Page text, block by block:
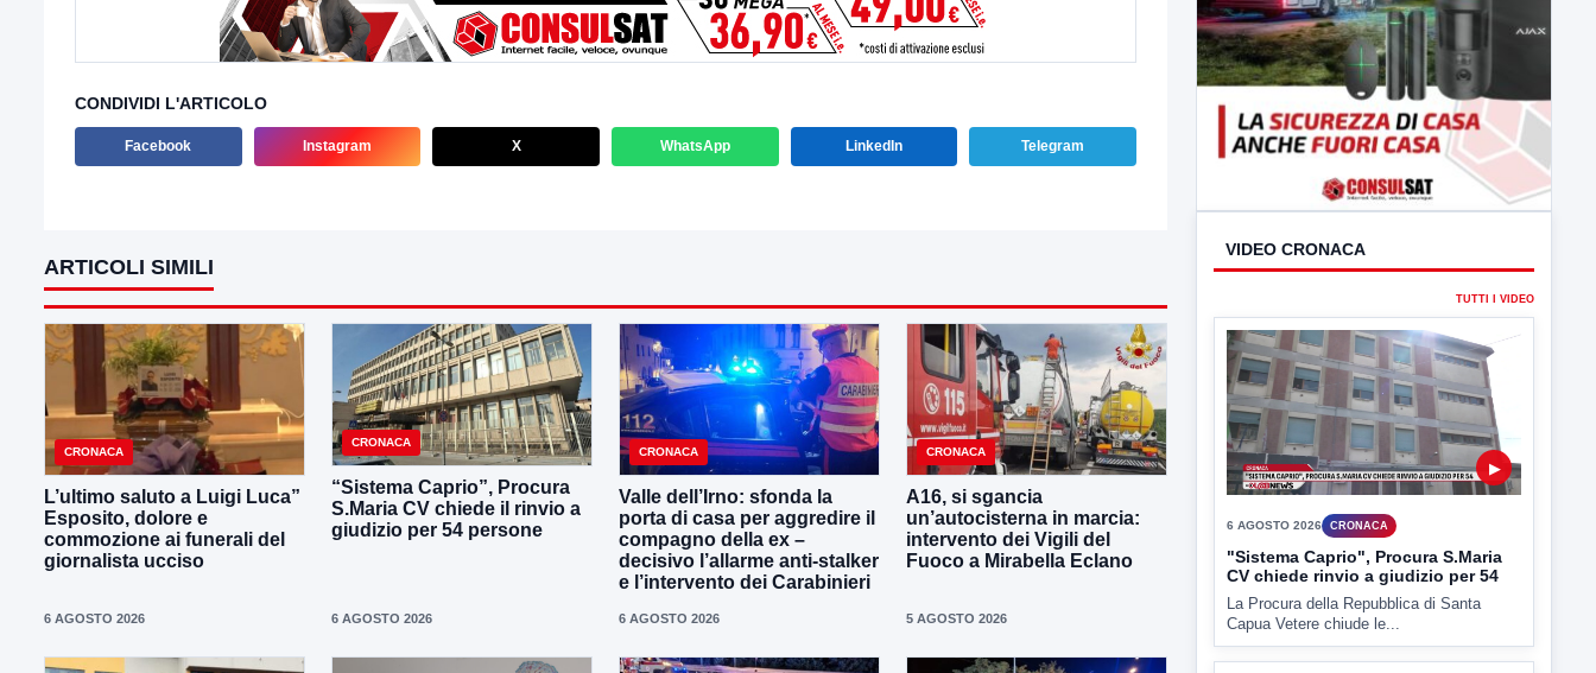
CONDIVIDI L'ARTICOLO
Facebook Instagram X WhatsApp LinkedIn Telegram
ARTICOLI SIMILI
CRONACA
L’ultimo saluto a Luigi Luca”
Esposito, dolore e
commozione ai funerali del
giornalista ucciso
6 AGOSTO 2026
CRONACA
“Sistema Caprio”, Procura
S.Maria CV chiede il rinvio a
giudizio per 54 persone
6 AGOSTO 2026
CRONACA
Valle dell’Irno: sfonda la
porta di casa per aggredire il
compagno della ex –
decisivo l’allarme anti-stalker
e l’intervento dei Carabinieri
6 AGOSTO 2026
CRONACA
A16, si sgancia
un’autocisterna in marcia:
intervento dei Vigili del
Fuoco a Mirabella Eclano
5 AGOSTO 2026
VIDEO CRONACA